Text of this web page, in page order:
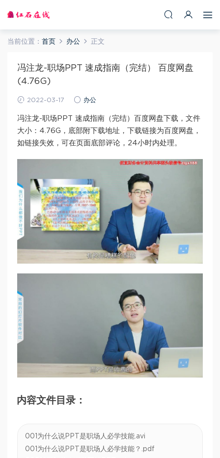
当前位置： 首页 办公 正文
冯注龙-职场PPT 速成指南（完结） 百度网盘
(4.76G)
2022-03-17 办公
冯注龙-职场PPT 速成指南（完结）百度网盘下载，文件
大小：4.76G，底部附下载地址，下载链接为百度网盘，
如链接失效，可在页面底部评论，24小时内处理。
内容文件目录：
001为什么说PPT是职场人必学技能.avi
001为什么说PPT是职场人必学技能？.pdf